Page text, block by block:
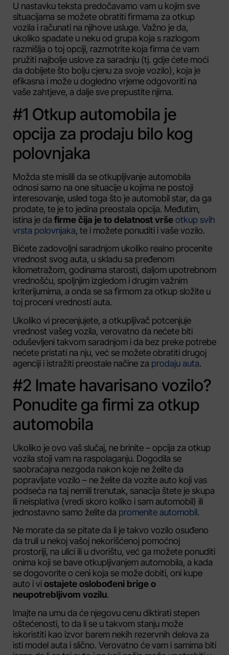
U nastavku teksta predočavamo vam u kojim sve
situacijama se možete obratiti firmama za otkup
vozila i računati na njihove usluge. Važno je da,
ukoliko spadate u neku od grupa koja s razlogom
razmišlja o toj opciji, razmotrite koja firma će vam
pružiti najbolje uslove za saradnju (tj. gdje ćete moći
da dobijete što bolju cjenu za svoje vozilo), koja je
efikasna i može u dogledno vrjeme odgovoriti na
vaše zahtjeve, a dalje sve prepustite njima.
#1 Otkup automobila je
opcija za prodaju bilo kog
polovnjaka
Možda ste mislili da se otkupljivanje automobila
odnosi samo na one situacije u kojima ne postoji
interesovanje, usled toga što je automobil star, da ga
prodate, te je to jedina preostala opcija. Međutim,
istina je da firme čija je to delatnost vršeotkup svih
vrsta polovnjaka, te i možete ponuditi i vaše vozilo.
Bićete zadovoljni saradnjom ukoliko realno procenite
vrednost svog auta, u skladu sa pređenom
kilometražom, godinama starosti, daljom upotrebnom
vrednošću, spoljnjim izgledom i drugim važnim
kriterijumima, a onda se sa firmom za otkup složite u
toj proceni vrednosti auta.
Ukoliko vi precenjujete, a otkupljivač potcenjuje
vrednost vašeg vozila, verovatno da nećete biti
oduševljeni takvom saradnjom i da bez preke potrebe
nećete pristati na nju, već se možete obratiti drugoj
agenciji i istražiti preostale načine za prodaju auta.
#2 Imate havarisano vozilo?
Ponudite ga firmi za otkup
automobila
Ukoliko je ovo vaš slučaj, ne brinite – opcija za otkup
vozila stoji vam na raspolaganju. Dogodila se
saobraćajna nezgoda nakon koje ne želite da
popravljate vozilo – ne želite da vozite auto koji vas
podseća na taj nemili trenutak, sanacija štete je skupa
ili neisplativa (vredi skoro koliko i sam automobil) ili
jednostavno samo želite da promenite automobil.
Ne morate da se pitate da li je takvo vozilo osuđeno
da truli u nekoj vašoj nekorišćenoj pomoćnoj
prostoriji, na ulici ili u dvorištu, već ga možete ponuditi
onima koji se bave otkupljivanjem automobila, a kada
se dogovorite o ceni koja se može dobiti, oni kupe
auto i viostajete oslobođeni brige o
neupotrebljivom vozilu.
Imajte na umu da će njegovu cenu diktirati stepen
oštećenosti, to da li se u takvom stanju može
iskoristiti kao izvor barem nekih rezervnih delova za
isti model auta i slično. Verovatno će vam i samima biti